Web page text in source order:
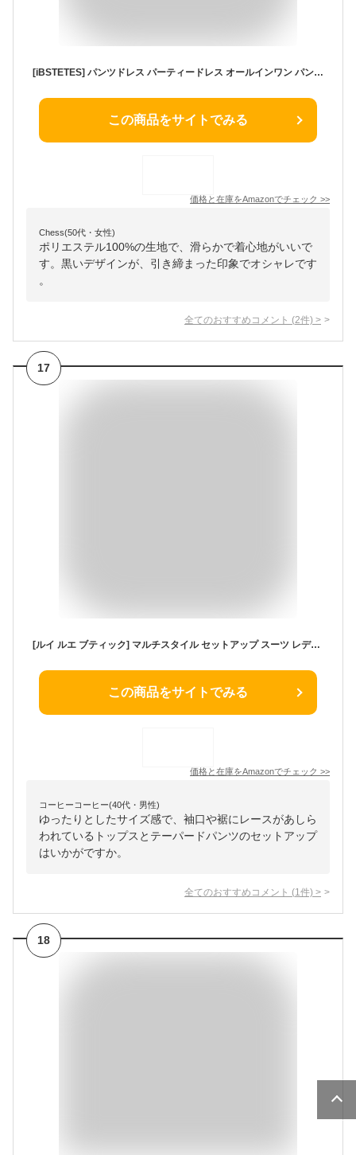
[iBSTETES] パンツドレス パーティードレス オールインワン パンツ パンツスーツ セットアップ サロペット 夏 フォーマル 同窓会 服装 ワイドパンツ ツーピース スーツ フォーマル 上下 二点セット 披露宴 結婚式 二次会 卒業式 謝恩会 (XL, ブラック)
この商品をサイトでみる
価格と在庫をAmazonでチェック >>
Chess(50代・女性)
ポリエステル100%の生地で、滑らかで着心地がいいで
す。黒いデザインが、引き締まった印象でオシャレです
。
全てのおすすめコメント (2件) >
17
[ルイ ルエ ブティック] マルチスタイル セットアップ スーツ レディース ミセス ママ パンツスーツ セレモニースーツ パンツドレス カジュアル フォーマル 長袖 大きいサイズ 式 結婚式 オールシーズン 3L(15号) ブラックPA1081-3L-BL
この商品をサイトでみる
価格と在庫をAmazonでチェック >>
コーヒーコーヒー(40代・男性)
ゆったりとしたサイズ感で、袖口や裾にレースがあしら
われているトップスとテーパードパンツのセットアップ
はいかがですか。
全てのおすすめコメント (1 件) >
18